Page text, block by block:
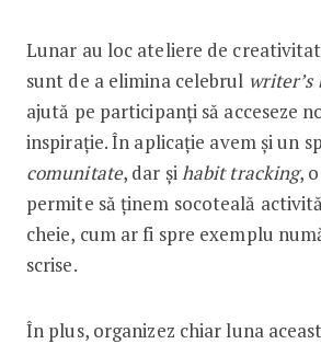
Lunar au loc ateliere de
sunt de a elimina celebrul writer’s
ajută pe participanți să acceseze
inspirație. În aplicație avem și un
comunitate, dar șihabit tracking,
permite să ținem socoteală
cheie, cum ar fi spre exemplu
scrise.
În plus, organizez chiar luna